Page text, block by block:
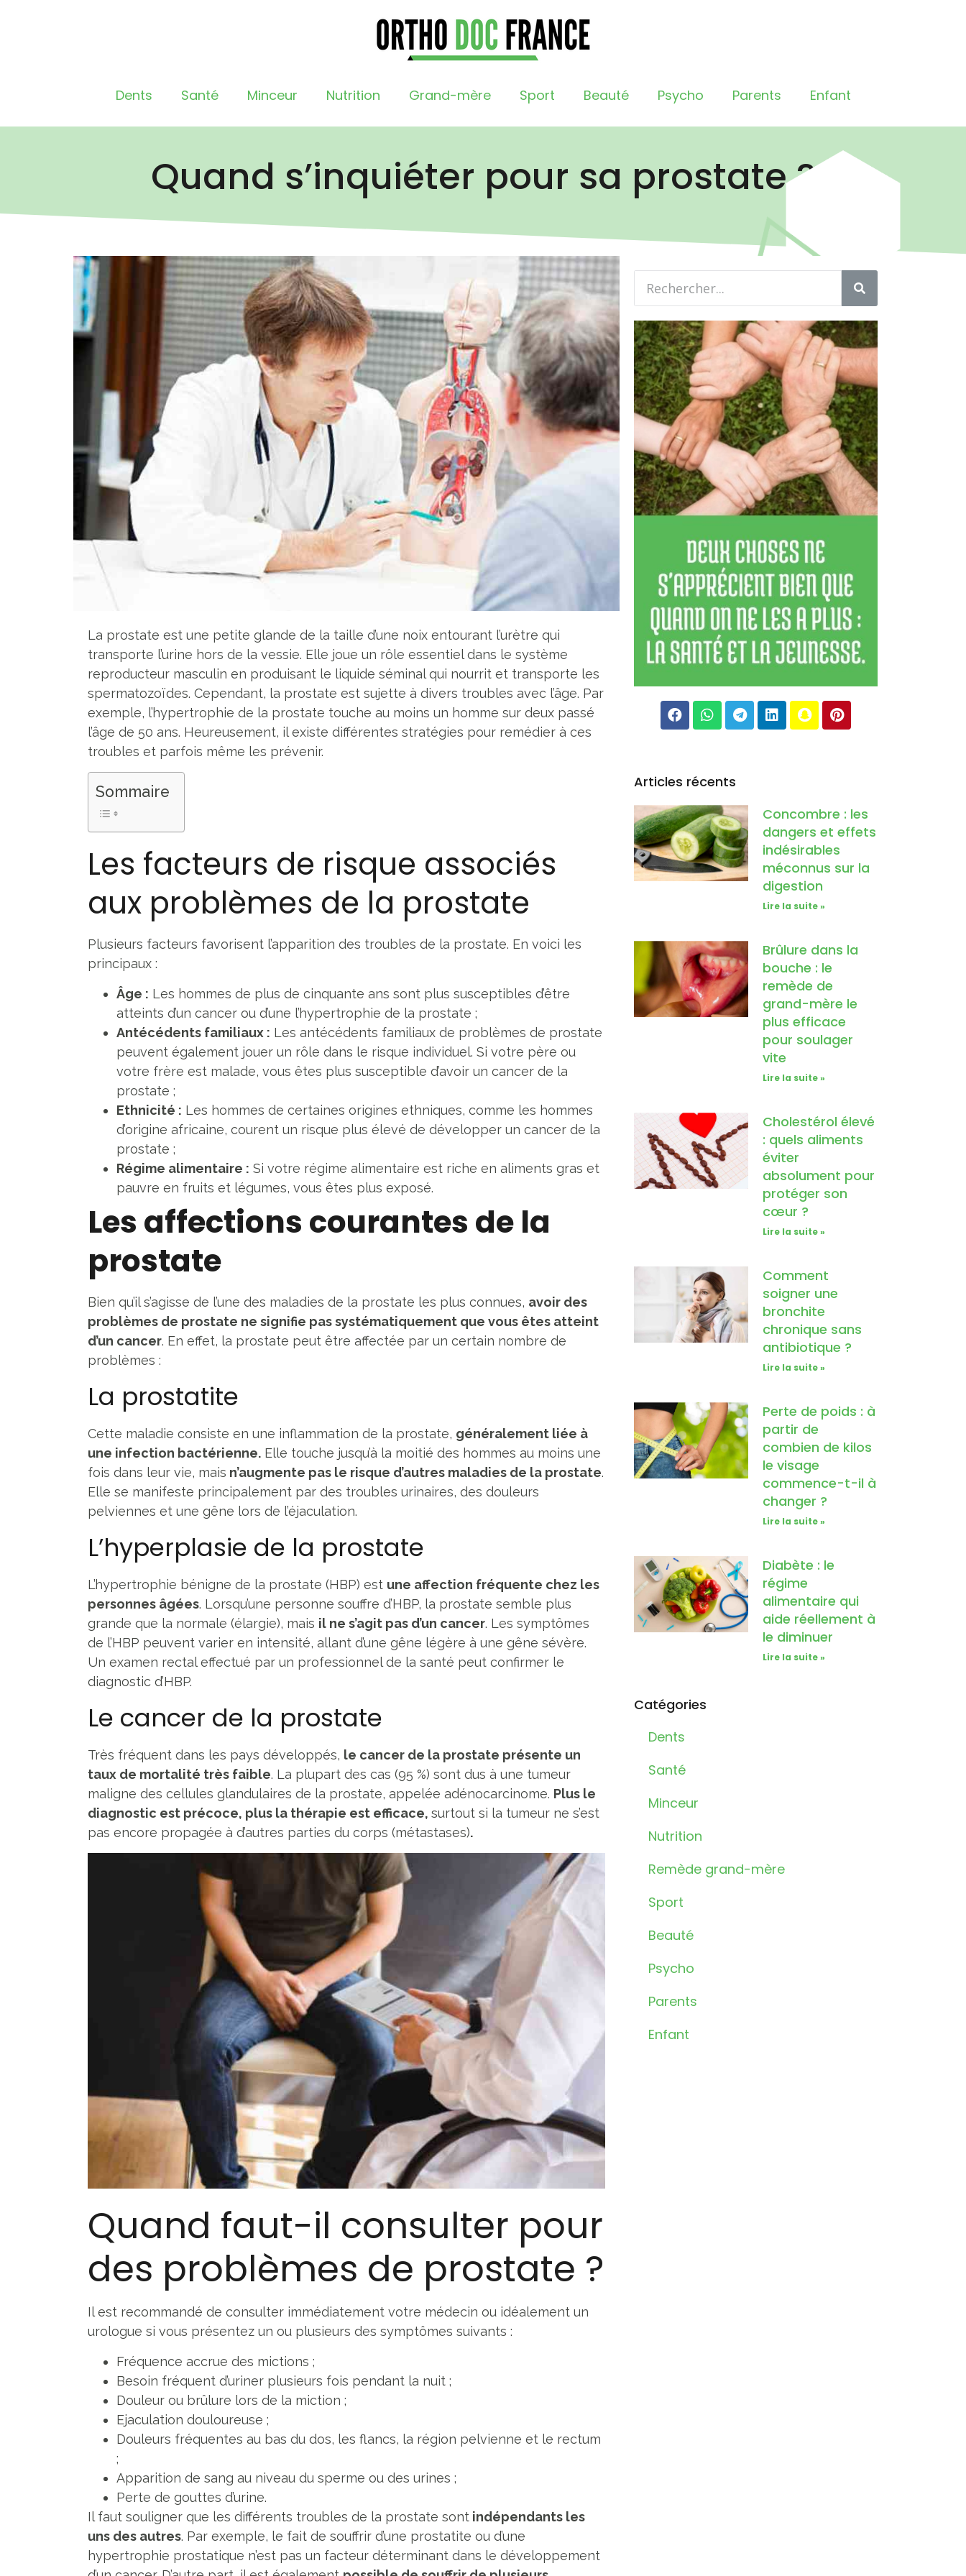
Dents Santé Minceur Nutrition Grand-mère Sport Beauté Psycho Parents Enfant
Quand s’inquiéter pour sa prostate ?
La prostate est une petite glande de la taille d’une noix entourant l’urètre qui
transporte l’urine hors de la vessie. Elle joue un rôle essentiel dans le système
reproducteur masculin en produisant le liquide séminal qui nourrit et transporte les
spermatozoïdes. Cependant, la prostate est sujette à divers troubles avec l’âge. Par
exemple, l’hypertrophie de la prostate touche au moins un homme sur deux passé
l’âge de 50 ans. Heureusement, il existe différentes stratégies pour remédier à ces
troubles et parfois même les prévenir.
Sommaire
Les facteurs de risque associés
aux problèmes de la prostate
Plusieurs facteurs favorisent l’apparition des troubles de la prostate. En voici les
principaux :
Âge : Les hommes de plus de cinquante ans sont plus susceptibles d’être
atteints d’un cancer ou d’une l’hypertrophie de la prostate ;
Antécédents familiaux : Les antécédents familiaux de problèmes de prostate
peuvent également jouer un rôle dans le risque individuel. Si votre père ou
votre frère est malade, vous êtes plus susceptible d’avoir un cancer de la
prostate ;
Ethnicité : Les hommes de certaines origines ethniques, comme les hommes
d’origine africaine, courent un risque plus élevé de développer un cancer de la
prostate ;
Régime alimentaire : Si votre régime alimentaire est riche en aliments gras et
pauvre en fruits et légumes, vous êtes plus exposé.
Les affections courantes de la
prostate
Bien qu’il s’agisse de l’une des maladies de la prostate les plus connues, avoir des
problèmes de prostate ne signifie pas systématiquement que vous êtes atteint
d’un cancer. En effet, la prostate peut être affectée par un certain nombre de
problèmes :
La prostatite
Cette maladie consiste en une inflammation de la prostate, généralement liée à
une infection bactérienne. Elle touche jusqu’à la moitié des hommes au moins une
fois dans leur vie, mais n’augmente pas le risque d’autres maladies de la prostate.
Elle se manifeste principalement par des troubles urinaires, des douleurs
pelviennes et une gêne lors de l’éjaculation.
L’hyperplasie de la prostate
L’hypertrophie bénigne de la prostate (HBP) est une affection fréquente chez les
personnes âgées. Lorsqu’une personne souffre d’HBP, la prostate semble plus
grande que la normale (élargie), mais il ne s’agit pas d’un cancer. Les symptômes
de l’HBP peuvent varier en intensité, allant d’une gêne légère à une gêne sévère.
Un examen rectal effectué par un professionnel de la santé peut confirmer le
diagnostic d’HBP.
Le cancer de la prostate
Très fréquent dans les pays développés, le cancer de la prostate présente un
taux de mortalité très faible. La plupart des cas (95 %) sont dus à une tumeur
maligne des cellules glandulaires de la prostate, appelée adénocarcinome. Plus le
diagnostic est précoce, plus la thérapie est efficace, surtout si la tumeur ne s’est
pas encore propagée à d’autres parties du corps (métastases).
Quand faut-il consulter pour
des problèmes de prostate ?
Il est recommandé de consulter immédiatement votre médecin ou idéalement un
urologue si vous présentez un ou plusieurs des symptômes suivants :
Fréquence accrue des mictions ;
Besoin fréquent d’uriner plusieurs fois pendant la nuit ;
Douleur ou brûlure lors de la miction ;
Ejaculation douloureuse ;
Douleurs fréquentes au bas du dos, les flancs, la région pelvienne et le rectum
;
Apparition de sang au niveau du sperme ou des urines ;
Perte de gouttes d’urine.
Il faut souligner que les différents troubles de la prostate sont indépendants les
uns des autres. Par exemple, le fait de souffrir d’une prostatite ou d’une
hypertrophie prostatique n’est pas un facteur déterminant dans le développement
Articles récents
Concombre : les
dangers et effets
indésirables
méconnus sur la
digestion
Lire la suite »
Brûlure dans la
bouche : le
remède de
grand-mère le
plus efficace
pour soulager
vite
Lire la suite »
Cholestérol élevé
: quels aliments
éviter
absolument pour
protéger son
cœur ?
Lire la suite »
Comment
soigner une
bronchite
chronique sans
antibiotique ?
Lire la suite »
Perte de poids : à
partir de
combien de kilos
le visage
commence-t-il à
changer ?
Lire la suite »
Diabète : le
régime
alimentaire qui
aide réellement à
le diminuer
Lire la suite »
Catégories
Dents
Santé
Minceur
Nutrition
Remède grand-mère
Sport
Beauté
Psycho
Parents
Enfant